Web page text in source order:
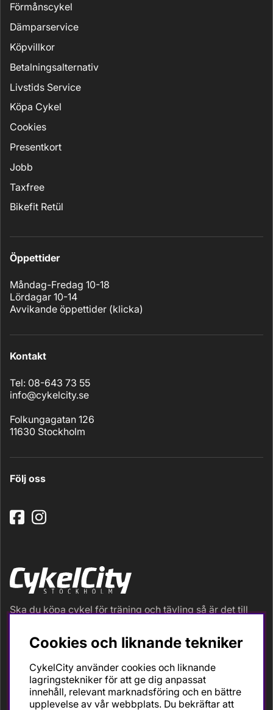
Förmånscykel
Dämparservice
Köpvillkor
Betalningsalternativ
Livstids Service
Köpa Cykel
Cookies
Presentkort
Jobb
Taxfree
Bikefit Retül
Öppettider
Måndag-Fredag 10-18
Lördagar 10-14
Avvikande öppettider (klicka)
Kontakt
Tel: 08-643 73 55
info@cykelcity.se
Folkungagatan 126
11630 Stockholm
Följ oss
Ska du köpa cykel för träning och tävling så är det till
Vi är en mycket personlig cykelaffär med hög
servicegrad och alla vi som jobbar är inbitna cyklister
och dess produkter. Gör din bästa cykelaffär på
CykelCity!
Cookies och liknande tekniker
CykelCity använder cookies och liknande
lagringstekniker för att ge dig anpassat
innehåll, relevant marknadsföring och en bättre
upplevelse av vår webbplats. Du bekräftar att